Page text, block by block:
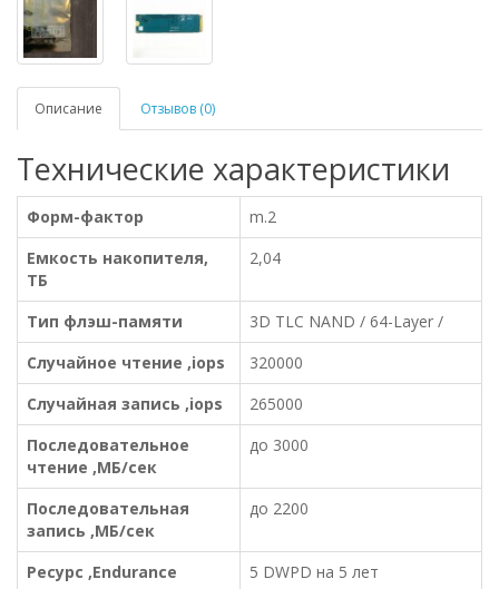
Описание Отзывов (0)
Технические характеристики
Форм-фактор
m.2
Емкость накопителя,
ТБ
2,04
Тип флэш-памяти
3D TLC NAND / 64-Layer /
Случайное чтение ,iops
320000
Случайная запись ,iops
265000
Последовательное
чтение ,МБ/сек
до 3000
Последовательная
запись ,МБ/сек
до 2200
Ресурс ,Endurance
5 DWPD на 5 лет